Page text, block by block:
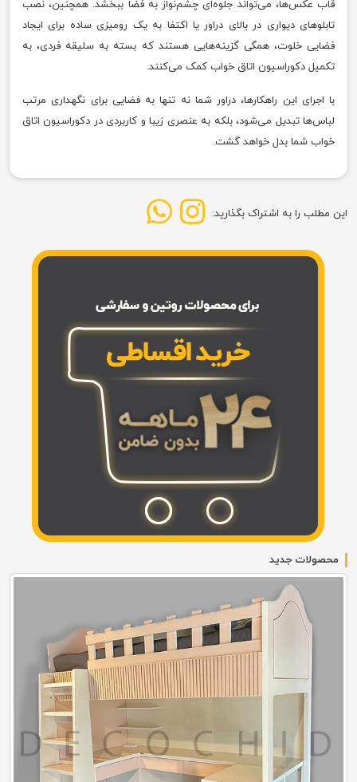
قاب عکس‌ها، می‌تواند جلوه‌ای چشم‌نواز به فضا ببخشد. همچنین، نصب
تابلوهای دیواری در بالای دراور یا اکتفا به یک رومیزی ساده برای ایجاد
فضایی خلوت، همگی گزینه‌هایی هستند که بسته به سلیقه فردی، به
تکمیل دکوراسیون اتاق خواب کمک می‌کنند.
با اجرای این راهکارها، دراور شما نه تنها به فضایی برای نگهداری مرتب
لباس‌ها تبدیل می‌شود، بلکه به عنصری زیبا و کاربردی در دکوراسیون اتاق
خواب شما بدل خواهد گشت.
این مطلب را به اشتراک بگذارید:
محصولات جدید